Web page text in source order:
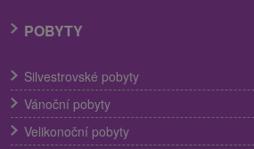
POBYTY
Silvestrovské pobyty
Vánoční pobyty
Velikonoční pobyty